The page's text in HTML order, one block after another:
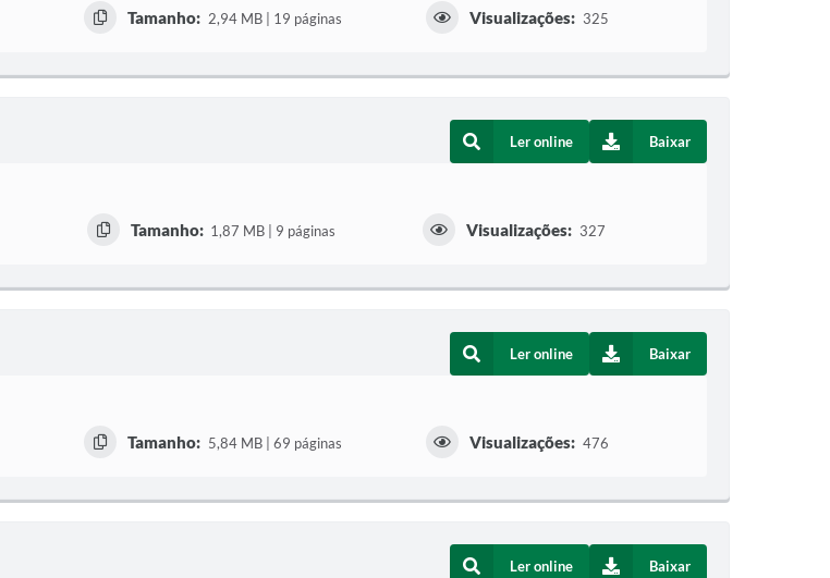
Tamanho: 2,94 MB | 19 páginas Visualizações: 325
Ler online Baixar
Tamanho: 1,87 MB | 9 páginas Visualizações: 327
Ler online Baixar
Tamanho: 5,84 MB | 69 páginas Visualizações: 476
Ler online Baixar